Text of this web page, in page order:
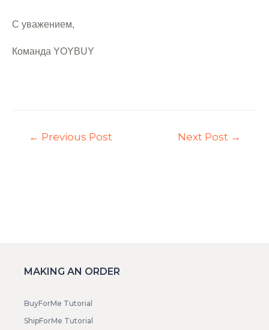
С уважением,
Команда YOYBUY
← Previous Post Next Post →
MAKING AN ORDER
BuyForMe Tutorial
ShipForMe Tutorial